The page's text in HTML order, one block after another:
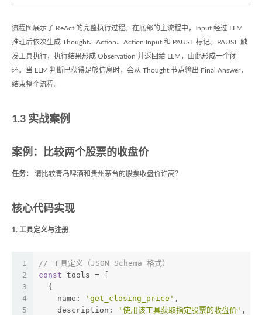
流程图展示了 ReAct 的完整执行过程。在底部的主流程中，Input 经过 LLM
推理后依次生成 Thought、Action、Action Input 和 PAUSE 标记。PAUSE 触
发工具执行，执行结果形成 Observation 并返回给 LLM，由此形成一个闭
环。当 LLM 判断已获得足够信息时，会从 Thought 节点输出 Final Answer，
结束整个流程。
1.3 实战案例
案例：比较两个股票的收盘价
任务： 请比较青岛啤酒和贵州茅台的股票收盘价谁高？
核心代码实现
1. 工具定义与注册
1
2
3
4
5
// 工具定义（JSON Schema 格式）
const tools = [
  {
    name:
'get_closing_price' ,
    description:
'使用该工具获取指定股票的收盘价' ,